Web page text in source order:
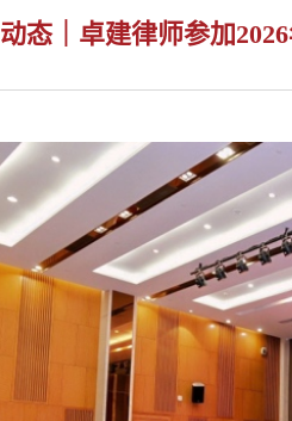
动态｜卓建律师参加